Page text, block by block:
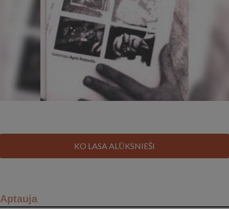
KO LASA ALŪKSNIEŠI
Aptauja